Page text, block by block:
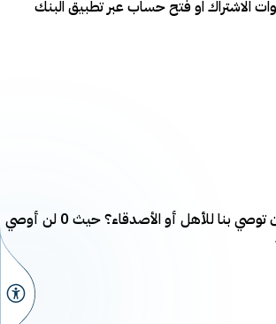
الاشتراك او فتح حساب عبر تطبيق البنك
ما مدى احتمالية أن توصي بنا للأهل أو الأصدقاء؟ حيث 0 لن أوصي